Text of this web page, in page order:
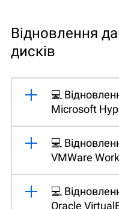
Відновлення
дисків
💻
Microsoft
💻
VMWare
💻
Oracle